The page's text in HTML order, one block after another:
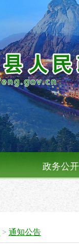
政务公开
> 通知公告